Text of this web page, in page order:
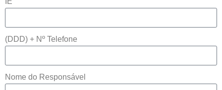
(DDD) + Nº Telefone
Nome do Responsável